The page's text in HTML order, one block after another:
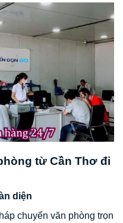
từ Cần Thơ đi
diện
chuyển văn phòng trọn